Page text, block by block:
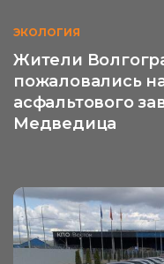
ЭКОЛОГИЯ
Жители
пожаловались
асфальтового
Медведица